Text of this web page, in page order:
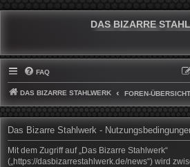
DAS BIZARRE
FAQ
DAS BIZARRE STAHLWERK FOREN-ÜBERSICHT
Das Bizarre Stahlwerk -
Mit dem Zugriff auf „Das Bizarre Stahlwerk“
(„https://dasbizarrestahlwerk.de/news“) wird